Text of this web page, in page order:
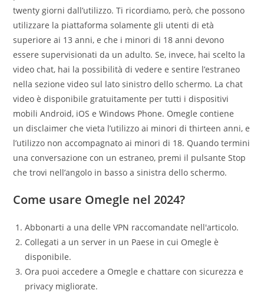
twenty giorni dall’utilizzo. Ti ricordiamo, però, che possono
utilizzare la piattaforma solamente gli utenti di età
superiore ai 13 anni, e che i minori di 18 anni devono
essere supervisionati da un adulto. Se, invece, hai scelto la
video chat, hai la possibilità di vedere e sentire l’estraneo
nella sezione video sul lato sinistro dello schermo. La chat
video è disponibile gratuitamente per tutti i dispositivi
mobili Android, iOS e Windows Phone. Omegle contiene
un disclaimer che vieta l’utilizzo ai minori di thirteen anni, e
l’utilizzo non accompagnato ai minori di 18. Quando termini
una conversazione con un estraneo, premi il pulsante Stop
che trovi nell’angolo in basso a sinistra dello schermo.
Come usare Omegle nel 2024?
Abbonarti a una delle VPN raccomandate nell'articolo.
Collegati a un server in un Paese in cui Omegle è
disponibile.
Ora puoi accedere a Omegle e chattare con sicurezza e
privacy migliorate.